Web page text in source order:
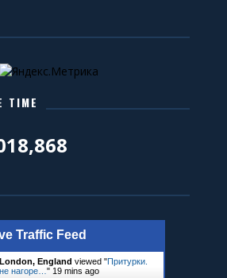
TIME
Traffic Feed
London, England viewed "Притурки.
нагоре…" 19 mins ago